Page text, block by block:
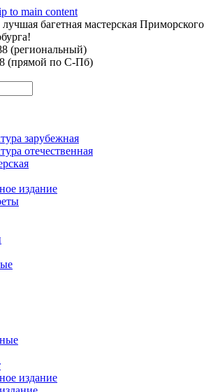
to main content
багетная мастерская Приморского
(региональный)
(прямой по С-Пб)
зарубежная
отечественная
издание
издание